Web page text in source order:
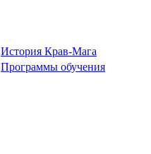
История Крав-Мага
Программы обучения